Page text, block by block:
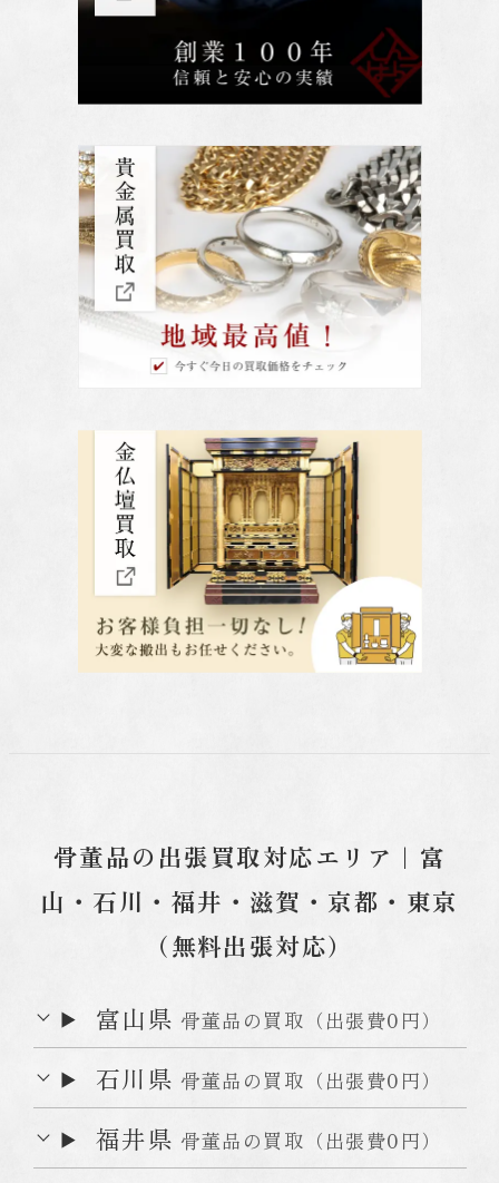
骨董品の出張買取対応エリア｜富
山・石川・福井・滋賀・京都・東京
（無料出張対応）
富山県 骨董品の買取（出張費0円）
石川県 骨董品の買取（出張費0円）
福井県 骨董品の買取（出張費0円）